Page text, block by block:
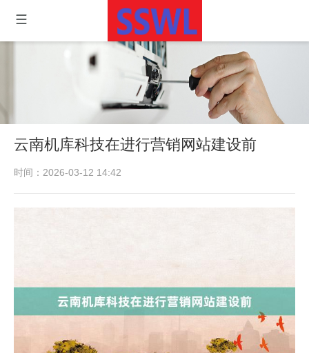
云南机库科技在进行营销网站建设前
时间：2026-03-12 14:42